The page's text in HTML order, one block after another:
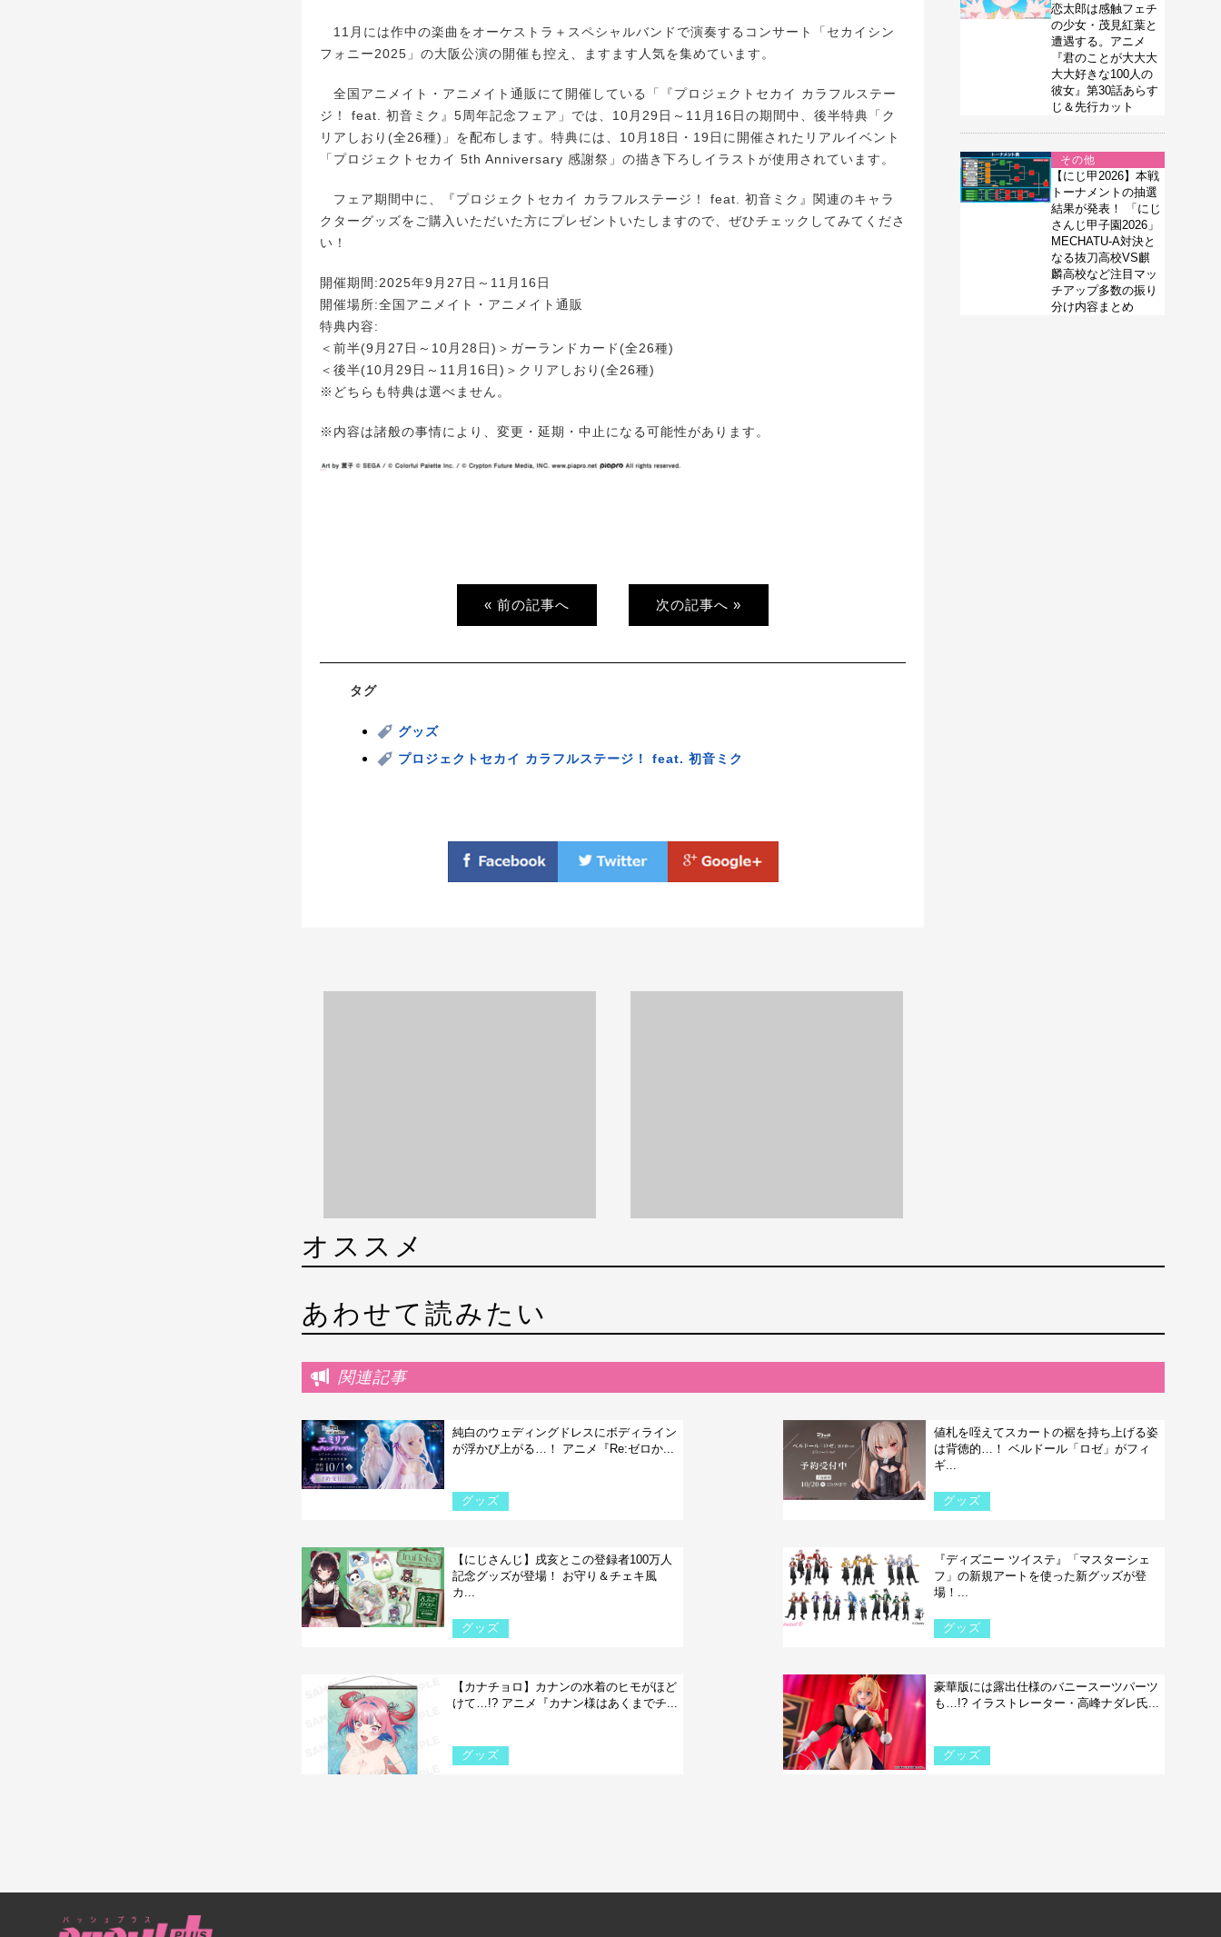
11月には作中の楽曲をオーケストラ＋スペシャルバンドで演奏するコンサート「セカイシン
フォニー2025」の大阪公演の開催も控え、ますます人気を集めています。
全国アニメイト・アニメイト通販にて開催している「『プロジェクトセカイ カラフルステー
ジ！ feat. 初音ミク』5周年記念フェア」では、10月29日～11月16日の期間中、後半特典「ク
リアしおり(全26種)」を配布します。特典には、10月18日・19日に開催されたリアルイベント
「プロジェクトセカイ 5th Anniversary 感謝祭」の描き下ろしイラストが使用されています。
フェア期間中に、『プロジェクトセカイ カラフルステージ！ feat. 初音ミク』関連のキャラ
クターグッズをご購入いただいた方にプレゼントいたしますので、ぜひチェックしてみてくださ
い！
開催期間:2025年9月27日～11月16日
開催場所:全国アニメイト・アニメイト通販
特典内容:
＜前半(9月27日～10月28日)＞ガーランドカード(全26種)
＜後半(10月29日～11月16日)＞クリアしおり(全26種)
※どちらも特典は選べません。
※内容は諸般の事情により、変更・延期・中止になる可能性があります。
« 前の記事へ 次の記事へ »
タグ
グッズ
プロジェクトセカイ カラフルステージ！ feat. 初音ミク
恋太郎は感触フェチ
の少女・茂見紅葉と
遭遇する。アニメ
『君のことが大大大
大大好きな100人の
彼女』第30話あらす
じ＆先行カット
その他
【にじ甲2026】本戦
トーナメントの抽選
結果が発表！ 「にじ
さんじ甲子園2026」
MECHATU-A対決と
なる抜刀高校VS麒
麟高校など注目マッ
チアップ多数の振り
分け内容まとめ
オススメ
あわせて読みたい
関連記事
純白のウェディングドレスにボディライン
が浮かび上がる…！ アニメ『Re:ゼロか...
グッズ
値札を咥えてスカートの裾を持ち上げる姿
は背徳的…！ ベルドール「ロゼ」がフィ
ギ...
グッズ
【にじさんじ】戌亥とこの登録者100万人
記念グッズが登場！ お守り＆チェキ風
カ...
グッズ
『ディズニー ツイステ』「マスターシェ
フ」の新規アートを使った新グッズが登
場！...
グッズ
【カナチョロ】カナンの水着のヒモがほど
けて…!? アニメ『カナン様はあくまでチ...
グッズ
豪華版には露出仕様のバニースーツパーツ
も…!? イラストレーター・高峰ナダレ氏...
グッズ